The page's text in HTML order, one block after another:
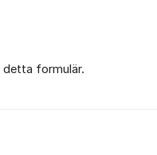
formulär.